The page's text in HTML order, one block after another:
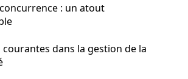
: un atout
courantes dans la gestion de la